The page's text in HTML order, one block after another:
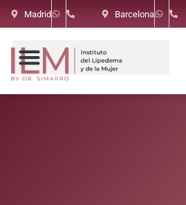
Madrid Barcelona